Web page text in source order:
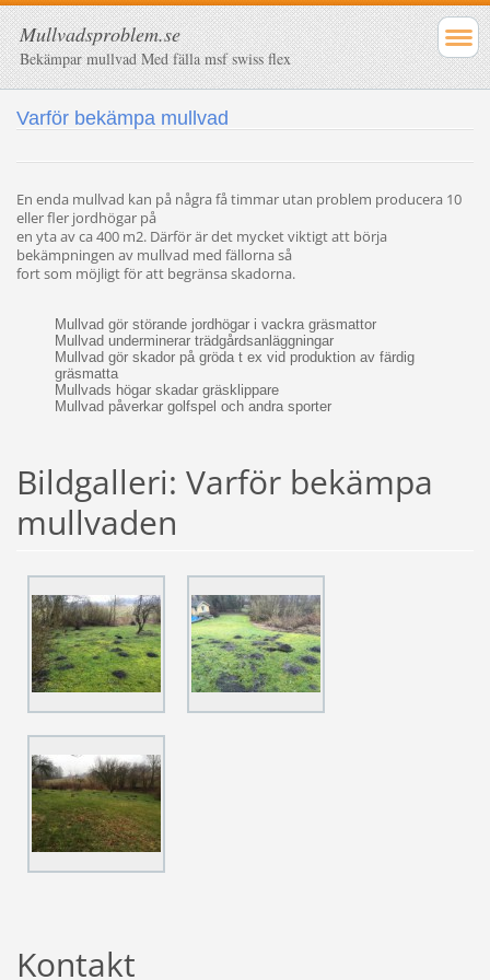
Mullvadsproblem.se
Bekämpar mullvad Med fälla msf swiss flex
Varför bekämpa mullvad
En enda mullvad kan på några få timmar utan problem producera 10
eller fler jordhögar på
en yta av ca 400 m2. Därför är det mycket viktigt att börja
bekämpningen av mullvad med fällorna så
fort som möjligt för att begränsa skadorna.
Mullvad gör störande jordhögar i vackra gräsmattor
Mullvad underminerar trädgårdsanläggningar
Mullvad gör skador på gröda t ex vid produktion av färdig
gräsmatta
Mullvads högar skadar gräsklippare
Mullvad påverkar golfspel och andra sporter
Bildgalleri: Varför bekämpa
mullvaden
Kontakt